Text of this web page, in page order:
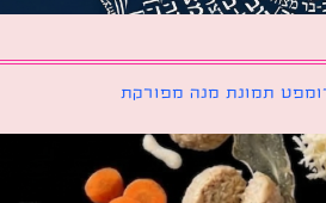
מנה מפורקת